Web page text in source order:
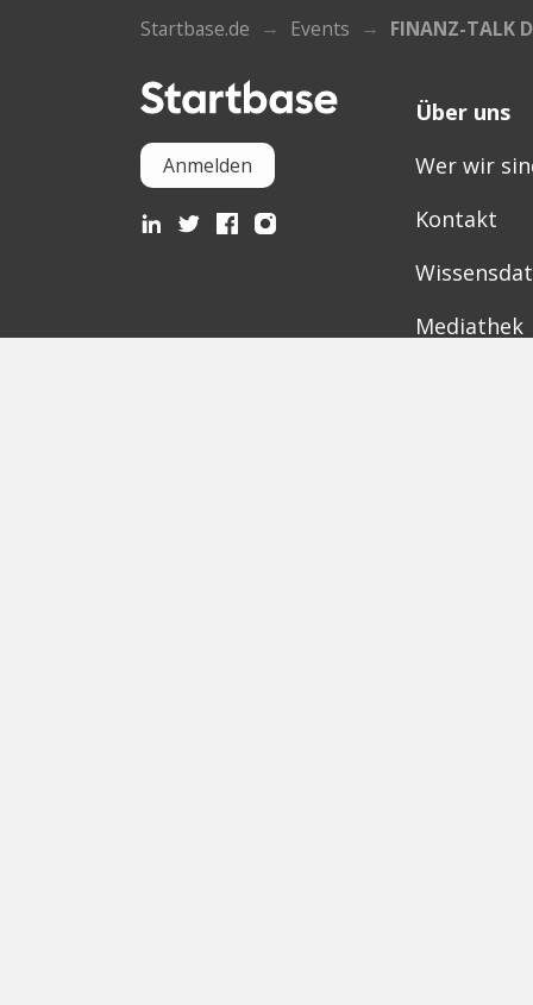
Startbase.de Events FINANZ-TALK
Anmelden
Über uns
Wer wir
Kontakt
Mediathek